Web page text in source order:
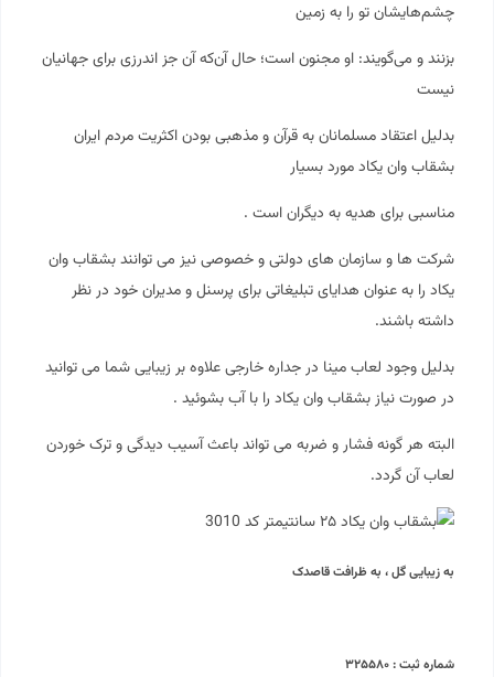
چشم‌هایشان تو را به زمین
بزنند و می‌گویند: او مجنون است؛ حال آن‌که آن جز اندرزی برای جهانیان
نیست
بدلیل اعتقاد مسلمانان به قرآن و مذهبی بودن اکثریت مردم ایران
بشقاب وان یکاد مورد بسیار
مناسبی برای هدیه به دیگران است .
شرکت ها و سازمان های دولتی و خصوصی نیز می توانند بشقاب وان
یکاد را به عنوان هدایای تبلیغاتی برای پرسنل و مدیران خود در نظر
داشته باشند.
بدلیل وجود لعاب مینا در جداره خارجی علاوه بر زیبایی شما می توانید
در صورت نیاز بشقاب وان یکاد را با آب بشوئید .
البته هر گونه فشار و ضربه می تواند باعث آسیب دیدگی و ترک خوردن
لعاب آن گردد.
به زیبایی گل ، به ظرافت قاصدک
شماره ثبت : ۳۲۵۵۸۰